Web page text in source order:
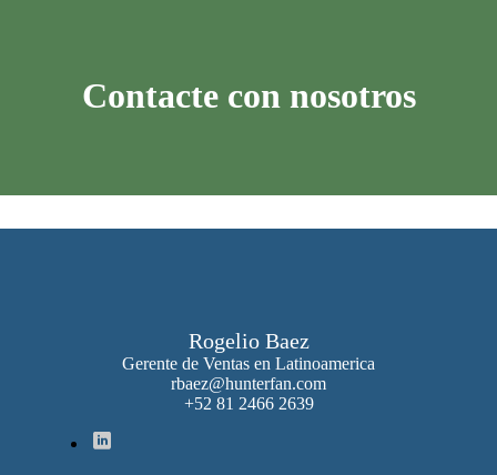
Contacte con nosotros
Rogelio Baez
Gerente de Ventas en Latinoamerica
rbaez@hunterfan.com
+52 81 2466 2639